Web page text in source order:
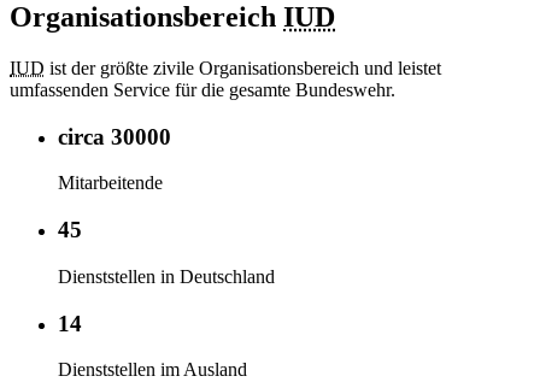
Organisationsbereich IUD
IUD ist der größte zivile Organisationsbereich und leistet
umfassenden Service für die gesamte Bundeswehr.
circa 30000
Mitarbeitende
45
Dienststellen in Deutschland
14
Dienststellen im Ausland